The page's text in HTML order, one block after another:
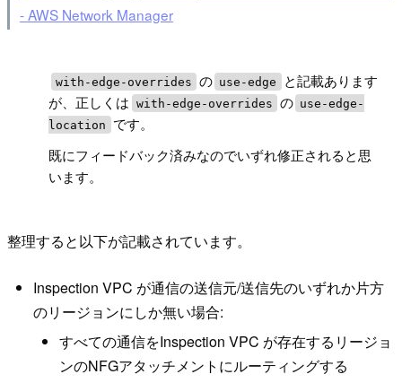
- AWS Network Manager
with-edge-overrides の use-edge
と記載あります
が、正しくは
with-edge-overrides の use-edge-
location
です。
既にフィードバック済みなのでいずれ修正されると思
います。
整理すると以下が記載されています。
Inspection VPC が通信の送信元/送信先のいずれか片方
のリージョンにしか無い場合:
すべての通信をInspection VPC が存在するリージョ
ンのNFGアタッチメントにルーティングする